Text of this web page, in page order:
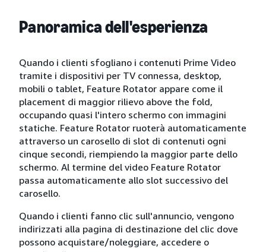
Panoramica dell'esperienza
Quando i clienti sfogliano i contenuti Prime Video
tramite i dispositivi per TV connessa, desktop,
mobili o tablet, Feature Rotator appare come il
placement di maggior rilievo above the fold,
occupando quasi l'intero schermo con immagini
statiche. Feature Rotator ruoterà automaticamente
attraverso un carosello di slot di contenuti ogni
cinque secondi, riempiendo la maggior parte dello
schermo. Al termine del video Feature Rotator
passa automaticamente allo slot successivo del
carosello.
Quando i clienti fanno clic sull'annuncio, vengono
indirizzati alla pagina di destinazione del clic dove
possono acquistare/noleggiare, accedere o